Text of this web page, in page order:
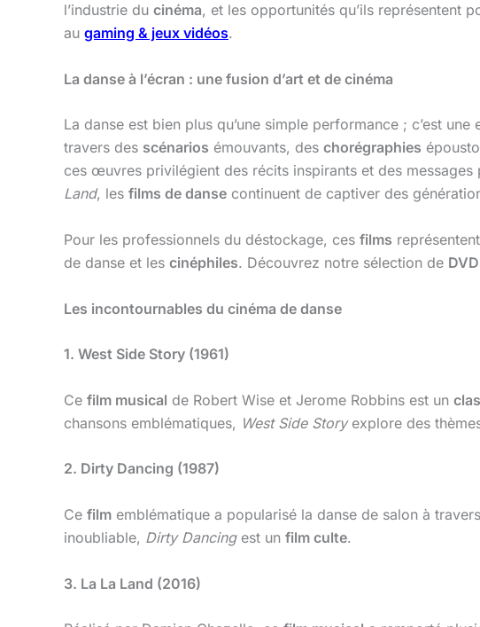
l’industrie du cinéma, et les opportunités qu’ils représentent
au gaming & jeux vidéos.
La danse à l’écran : une fusion d’art et de cinéma
La danse est bien plus qu’une simple performance ; c’est
travers des scénarios émouvants, des chorégraphies
ces œuvres privilégient des récits inspirants et des messages
Land, les films de danse continuent de captiver des
Pour les professionnels du déstockage, ces films
de danse et les cinéphiles. Découvrez notre sélection de
Les incontournables du cinéma de danse
1. West Side Story (1961)
Ce film musical de Robert Wise et Jerome Robbins est un
chansons emblématiques, West Side Storyexplore des
2. Dirty Dancing (1987)
Ce film emblématique a popularisé la danse de salon à
inoubliable, Dirty Dancingest un film culte.
3. La La Land (2016)